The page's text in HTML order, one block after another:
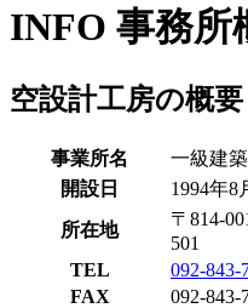
INFO 事務所
空設計工房の概要
事業所名
一級建
開設日
1994年8
所在地
〒814-
501
TEL
092-843-
FAX
092-843-